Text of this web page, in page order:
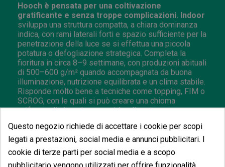
Hooch è pensata per una coltivazione
gratificante e senza troppe complicazioni. Indoor
sviluppa una struttura compatta, a chiara dominanza
indica, con rami laterali forti e spazio sufficiente per la
penetrazione della luce se si effettua una piccola
potatura o defogliazione strategica. Completa la
fioritura in circa 8–9 settimane, con produzioni abituali
di 500–600 g/m² quando accompagnata da buona
illuminazione, nutrizione equilibrata e un clima stabile.
Risponde molto bene a tecniche come topping, FIM o
SCROG, con le quali si può creare una chioma
uniforme di cime dure e cariche di resina.
All'aperto,in climi temperati o caldi, mostra tutto il
suo potenziale, formando un arbusto ampio e robusto,
con fiori che ingrossano rapidamente e si coprono di
tricomi fin dalle prime settimane di fioritura. La
Questo negozio richiede di accettare i cookie per scopi
legati a prestazioni, social media e annunci pubblicitari. I
cookie di terze parti per social media e a scopo